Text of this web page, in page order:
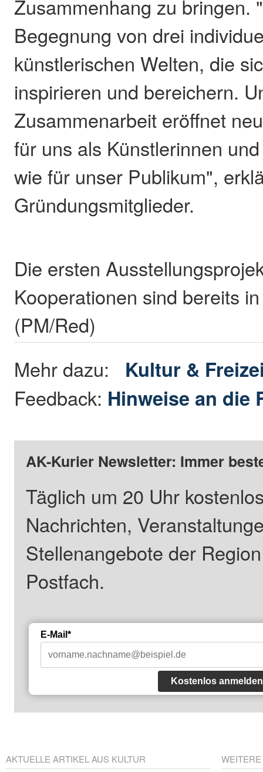
Zusammenhang zu bringen.
Begegnung von drei
künstlerischen Welten, die
inspirieren und bereichern.
Zusammenarbeit eröffnet
für uns als Künstlerinnen
wie für unser Publikum",
Gründungsmitglieder.
Die ersten
Kooperationen sind bereits
(PM/Red)
Mehr dazu: Kultur &
Feedback: Hinweise an die
AK-Kurier Newsletter: Immer
Täglich um 20 Uhr
Nachrichten,
Stellenangebote der
Postfach.
E-Mail*
Kostenlos anmelden
AKTUELLE ARTIKEL AUS KULTUR